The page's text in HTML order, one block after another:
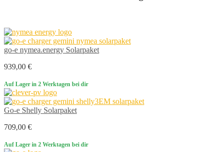
go-e nymea.energy Solarpaket
939,00 €
Auf Lager in 2 Werktagen bei dir
Go-e Shelly Solarpaket
709,00 €
Auf Lager in 2 Werktagen bei dir